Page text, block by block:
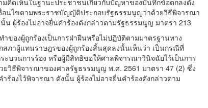
มคิดเห็นในฐานะประชาชนเกี่ยวกับปัญหาของบันทึกข้อตกลงดัง
อนไขตามพระราชบัญญัติประกอบรัฐธรรมนูญว่าด้วยวิธีพิจารณา
ผู้ร้องไม่อาจยื่นคำร้องดังกล่าวตามรัฐธรรมนูญ มาตรา 213
องผู้ถูกร้องเป็นการฝ่าฝืนหรือไม่ปฏิบัติตามมาตรฐานทาง
สภาผู้แทนราษฎรของผู้ถูกร้องสิ้นสุดลงนั้นเห็นว่า เป็นกรณีที่
บวนการร้อง หรือผู้มีสิทธิขอให้ศาลพิจารณาวินิจฉัยไว้เป็นการ
วิธีพิจารณาของศาลรัฐธรรมนูญ พ.ศ. 2561 มาตรา 47 (2) ซึ่ง
องไว้พิจารณา ดังนั้น ผู้ร้องไม่อาจยื่นคำร้องดังกล่าวตาม